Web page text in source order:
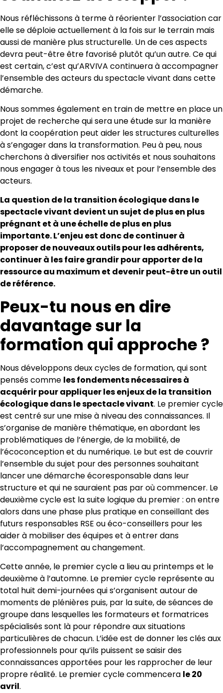
Nous réfléchissons à terme à réorienter l’association car
elle se déploie actuellement à la fois sur le terrain mais
aussi de manière plus structurelle. Un de ces aspects
devra peut-être être favorisé plutôt qu’un autre. Ce qui
est certain, c’est qu’ARVIVA continuera à accompagner
l’ensemble des acteurs du spectacle vivant dans cette
démarche.
Nous sommes également en train de mettre en place un
projet de recherche qui sera une étude sur la manière
dont la coopération peut aider les structures culturelles
à s’engager dans la transformation. Peu à peu, nous
cherchons à diversifier nos activités et nous souhaitons
nous engager à tous les niveaux et pour l’ensemble des
acteurs.
La question de la transition écologique dans le
spectacle vivant devient un sujet de plus en plus
prégnant et à une échelle de plus en plus
importante. L’enjeu est donc de continuer à
proposer de nouveaux outils pour les adhérents,
continuer à les faire grandir pour apporter de la
ressource au maximum et devenir peut-être un outil
de référence.
Peux-tu nous en dire
davantage sur la
formation qui approche ?
Nous développons deux cycles de formation, qui sont
pensés comme les fondements nécessaires à
acquérir pour appliquer les enjeux de la transition
écologique dans le spectacle vivant. Le premier cycle
est centré sur une mise à niveau des connaissances. Il
s’organise de manière thématique, en abordant les
problématiques de l’énergie, de la mobilité, de
l’écoconception et du numérique. Le but est de couvrir
l’ensemble du sujet pour des personnes souhaitant
lancer une démarche écoresponsable dans leur
structure et qui ne sauraient pas par où commencer. Le
deuxième cycle est la suite logique du premier : on entre
alors dans une phase plus pratique en conseillant des
futurs responsables RSE ou éco-conseillers pour les
aider à mobiliser des équipes et à entrer dans
l’accompagnement au changement.
Cette année, le premier cycle a lieu au printemps et le
deuxième à l’automne. Le premier cycle représente au
total huit demi-journées qui s’organisent autour de
moments de plénières puis, par la suite, de séances de
groupe dans lesquelles les formateurs et formatrices
spécialisés sont là pour répondre aux situations
particulières de chacun. L’idée est de donner les clés aux
professionnels pour qu’ils puissent se saisir des
connaissances apportées pour les rapprocher de leur
propre réalité. Le premier cycle commencera le 20
avril.